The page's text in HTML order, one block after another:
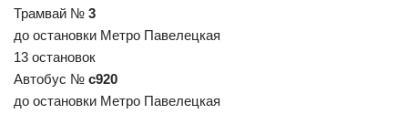
Трамвай № 3
до остановки Метро Павелецкая
13 остановок
Автобус № с920
до остановки Метро Павелецкая